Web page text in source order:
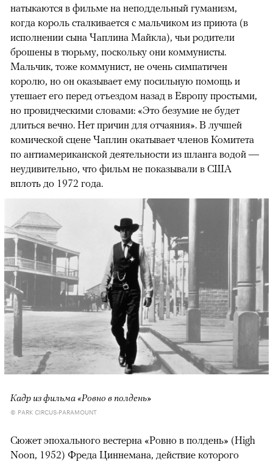
натыкаются в фильме на неподдельный гуманизм,
когда король сталкивается с мальчиком из приюта (в
исполнении сына Чаплина Майкла), чьи родители
брошены в тюрьму, поскольку они коммунисты.
Мальчик, тоже коммунист, не очень симпатичен
королю, но он оказывает ему посильную помощь и
утешает его перед отъездом назад в Европу простыми,
но провидческими словами: «Это безумие не будет
длиться вечно. Нет причин для отчаяния». В лучшей
комической сцене Чаплин окатывает членов Комитета
по антиамериканской деятельности из шланга водой —
неудивительно, что фильм не показывали в США
вплоть до 1972 года.
Кадр из фильма «Ровно в полдень»
© PARK CIRCUS-PARAMOUNT
Сюжет эпохального вестерна «Ровно в полдень» (High
Noon, 1952) Фреда Циннемана, действие которого